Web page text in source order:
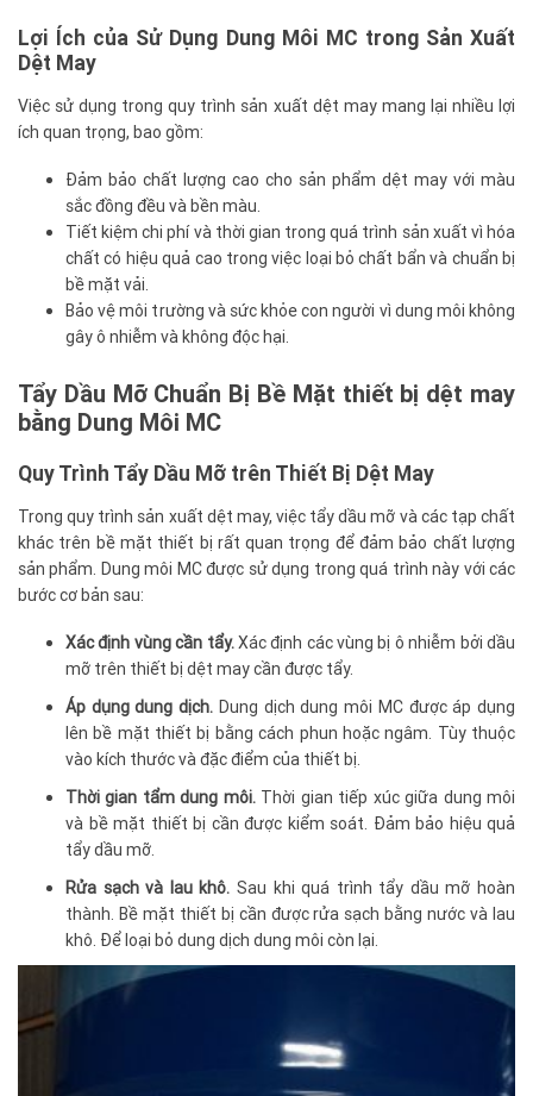
Lợi Ích của Sử Dụng Dung Môi MC trong Sản Xuất
Dệt May
Việc sử dụng trong quy trình sản xuất dệt may mang lại nhiều lợi
ích quan trọng, bao gồm:
Đảm bảo chất lượng cao cho sản phẩm dệt may với màu
sắc đồng đều và bền màu.
Tiết kiệm chi phí và thời gian trong quá trình sản xuất vì hóa
chất có hiệu quả cao trong việc loại bỏ chất bẩn và chuẩn bị
bề mặt vải.
Bảo vệ môi trường và sức khỏe con người vì dung môi không
gây ô nhiễm và không độc hại.
Tẩy Dầu Mỡ Chuẩn Bị Bề Mặt thiết bị dệt may
bằng Dung Môi MC
Quy Trình Tẩy Dầu Mỡ trên Thiết Bị Dệt May
Trong quy trình sản xuất dệt may, việc tẩy dầu mỡ và các tạp chất
khác trên bề mặt thiết bị rất quan trọng để đảm bảo chất lượng
sản phẩm. Dung môi MC được sử dụng trong quá trình này với các
bước cơ bản sau:
Xác định vùng cần tẩy.Xác định các vùng bị ô nhiễm bởi dầu
mỡ trên thiết bị dệt may cần được tẩy.
Áp dụng dung dịch. Dung dịch dung môi MC được áp dụng
lên bề mặt thiết bị bằng cách phun hoặc ngâm. Tùy thuộc
vào kích thước và đặc điểm của thiết bị.
Thời gian tẩm dung môi.Thời gian tiếp xúc giữa dung môi
và bề mặt thiết bị cần được kiểm soát. Đảm bảo hiệu quả
tẩy dầu mỡ.
Rửa sạch và lau khô. Sau khi quá trình tẩy dầu mỡ hoàn
thành. Bề mặt thiết bị cần được rửa sạch bằng nước và lau
khô. Để loại bỏ dung dịch dung môi còn lại.